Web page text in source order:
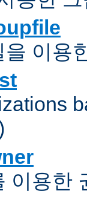
이용
이용한